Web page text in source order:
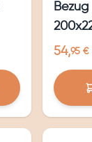
54,95 €